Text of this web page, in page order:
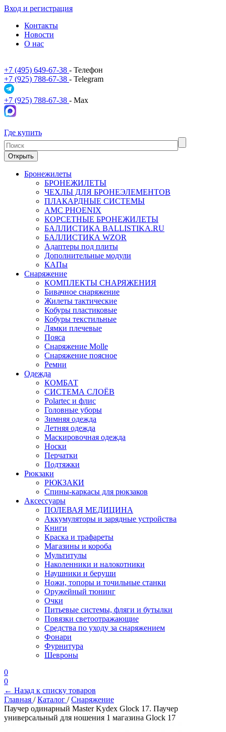
Вход и регистрация
Контакты
Новости
О нас
+7 (495) 649-67-38 - Телефон
+7 (925) 788-67-38 - Telegram
+7 (925) 788-67-38 - Max
Где купить
Открыть
Бронежилеты
БРОНЕЖИЛЕТЫ
ЧЕХЛЫ ДЛЯ БРОНЕЭЛЕМЕНТОВ
ПЛАКАРДНЫЕ СИСТЕМЫ
АМС PHOENIX
КОРСЕТНЫЕ БРОНЕЖИЛЕТЫ
БАЛЛИСТИКА BALLISTIKA.RU
БАЛЛИСТИКА WZOR
Адаптеры под плиты
Дополнительные модули
КАПы
Снаряжение
КОМПЛЕКТЫ СНАРЯЖЕНИЯ
Бивачное снаряжение
Жилеты тактические
Кобуры пластиковые
Кобуры текстильные
Лямки плечевые
Пояса
Снаряжение Molle
Снаряжение поясное
Ремни
Одежда
КОМБАТ
СИСТЕМА СЛОЁВ
Polartec и флис
Головные уборы
Зимняя одежда
Летняя одежда
Маскировочная одежда
Носки
Перчатки
Подтяжки
Рюкзаки
РЮКЗАКИ
Спины-каркасы для рюкзаков
Аксессуары
ПОЛЕВАЯ МЕДИЦИНА
Аккумуляторы и зарядные устройства
Книги
Краска и трафареты
Магазины и короба
Мультитулы
Наколенники и налокотники
Наушники и беруши
Ножи, топоры и точильные станки
Оружейный тюнинг
Очки
Питьевые системы, фляги и бутылки
Повязки светоотражающие
Средства по уходу за снаряжением
Фонари
Фурнитура
Шевроны
0
0
← Назад к списку товаров
Главная / Каталог / Снаряжение
Паучер одинарный Master Kydex Glock 17. Паучер
универсальный для ношения 1 магазина Glock 17